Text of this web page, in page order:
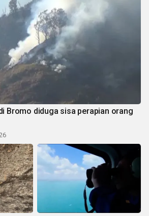
Bromo diduga sisa perapian orang